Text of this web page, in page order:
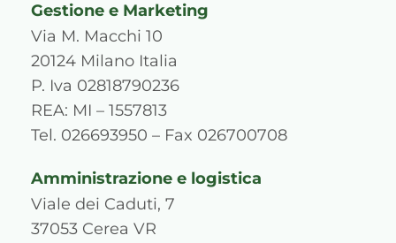
t
a
g
r
a
m
e
b
o
o
k
t
e
s
Gestione e Marketing
Via M. Macchi 10
20124 Milano Italia
P. Iva 02818790236
REA: MI – 1557813
Tel. 026693950 – Fax 026700708
Amministrazione e logistica
Viale dei Caduti, 7
37053 Cerea VR